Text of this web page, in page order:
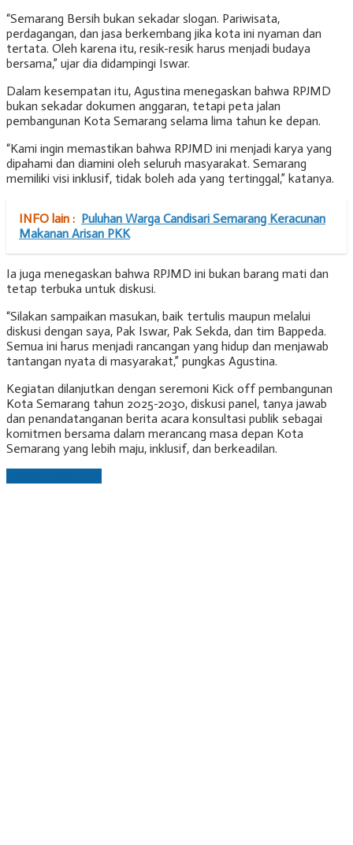
“Semarang Bersih bukan sekadar slogan. Pariwisata,
perdagangan, dan jasa berkembang jika kota ini nyaman dan
tertata. Oleh karena itu, resik-resik harus menjadi budaya
bersama,” ujar dia didampingi Iswar.
Dalam kesempatan itu, Agustina menegaskan bahwa RPJMD
bukan sekadar dokumen anggaran, tetapi peta jalan
pembangunan Kota Semarang selama lima tahun ke depan.
“Kami ingin memastikan bahwa RPJMD ini menjadi karya yang
dipahami dan diamini oleh seluruh masyarakat. Semarang
memiliki visi inklusif, tidak boleh ada yang tertinggal,” katanya.
INFO lain : Puluhan Warga Candisari Semarang Keracunan
Makanan Arisan PKK
Ia juga menegaskan bahwa RPJMD ini bukan barang mati dan
tetap terbuka untuk diskusi.
“Silakan sampaikan masukan, baik tertulis maupun melalui
diskusi dengan saya, Pak Iswar, Pak Sekda, dan tim Bappeda.
Semua ini harus menjadi rancangan yang hidup dan menjawab
tantangan nyata di masyarakat,” pungkas Agustina.
Kegiatan dilanjutkan dengan seremoni Kick off pembangunan
Kota Semarang tahun 2025-2030, diskusi panel, tanya jawab
dan penandatanganan berita acara konsultasi publik sebagai
komitmen bersama dalam merancang masa depan Kota
Semarang yang lebih maju, inklusif, dan berkeadilan.